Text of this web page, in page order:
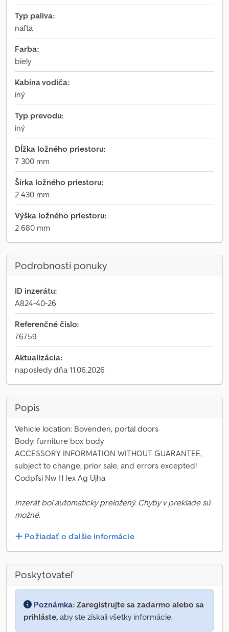
Typ paliva:
nafta
Farba:
biely
Kabína vodiča:
iný
Typ prevodu:
iný
Dĺžka ložného priestoru:
7 300 mm
Šírka ložného priestoru:
2 430 mm
Výška ložného priestoru:
2 680 mm
Podrobnosti ponuky
ID inzerátu:
A824-40-26
Referenčné číslo:
76759
Aktualizácia:
naposledy dňa 11.06.2026
Popis
Vehicle location: Bovenden, portal doors
Body: furniture box body
ACCESSORY INFORMATION WITHOUT GUARANTEE,
subject to change, prior sale, and errors excepted!
Codpfsi Nw H Iex Ag Ujha
Inzerát bol automaticky preložený. Chyby v preklade sú
možné.
Požiadať o ďalšie informácie
Poskytovateľ
Poznámka: Zaregistrujte sa zadarmo alebo sa
prihláste, aby ste získali všetky informácie.